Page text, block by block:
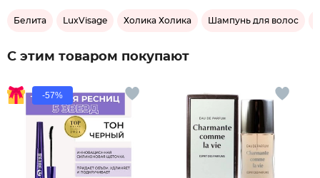
Белита LuxVisage Холика Холика Шампунь для волос
С этим товаром покупают
-57%